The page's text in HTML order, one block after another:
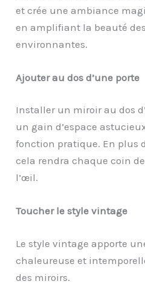
et crée une ambiance
en amplifiant la beauté
environnantes.
Ajouter au dos d’une porte
Installer un miroir au dos
un gain d’espace
fonction pratique. En plus
cela rendra chaque coin
l’œil.
Toucher le style vintage
Le style vintage apporte
chaleureuse et
des miroirs.